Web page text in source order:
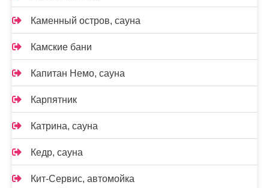
Каменный остров, сауна
Камские бани
Капитан Немо, сауна
Карпятник
Катрина, сауна
Кедр, сауна
Кит-Сервис, автомойка